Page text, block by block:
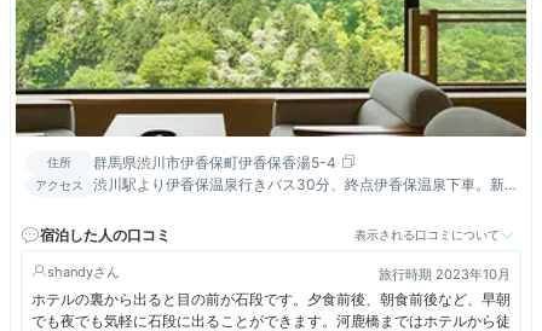
住所 群馬県渋川市伊香保町伊香保香湯5-4
アクセス
渋川駅より伊香保温泉行きバス30分、終点伊香保温泉下車。新
迎有
宿泊した人の口コミ 表示される口コミについて
shandy 旅行時期 2023年10月
ホテルの裏から出ると目の前が石段です。夕食前後、朝食前後など、早朝
でも夜でも気軽に石段に出ることができます。河鹿橋まではホテルから徒